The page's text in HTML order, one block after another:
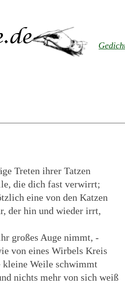
Treten ihrer Tatzen
die dich fast verwirrt;
eine von den Katzen
der hin und wieder irrt,
großes Auge nimmt, -
von eines Wirbels Kreis
Weile schwimmt
nichts mehr von sich weiß